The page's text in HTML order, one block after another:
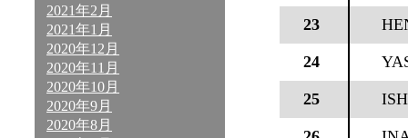
2021年2月
2021年1月
2020年12月
2020年11月
2020年10月
2020年9月
2020年8月
23
24
25